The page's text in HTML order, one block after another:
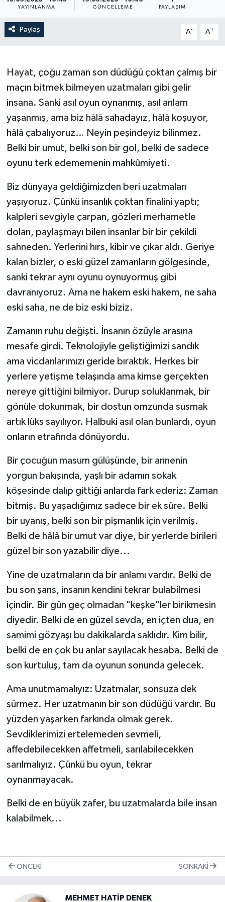
YAYINLANMA GÜNCELLEME PAYLAŞIM
Paylaş A- A+
Hayat, çoğu zaman son düdüğü çoktan çalmış bir
maçın bitmek bilmeyen uzatmaları gibi gelir
insana. Sanki asıl oyun oynanmış, asıl anlam
yaşanmış, ama biz hâlâ sahadayız, hâlâ koşuyor,
hâlâ çabalıyoruz… Neyin peşindeyiz bilinmez.
Belki bir umut, belki son bir gol, belki de sadece
oyunu terk edememenin mahkûmiyeti.
Biz dünyaya geldiğimizden beri uzatmaları
yaşıyoruz. Çünkü insanlık çoktan finalini yaptı;
kalpleri sevgiyle çarpan, gözleri merhametle
dolan, paylaşmayı bilen insanlar bir bir çekildi
sahneden. Yerlerini hırs, kibir ve çıkar aldı. Geriye
kalan bizler, o eski güzel zamanların gölgesinde,
sanki tekrar aynı oyunu oynuyormuş gibi
davranıyoruz. Ama ne hakem eski hakem, ne saha
eski saha, ne de biz eski biziz.
Zamanın ruhu değişti. İnsanın özüyle arasına
mesafe girdi. Teknolojiyle geliştiğimizi sandık
ama vicdanlarımızı geride bıraktık. Herkes bir
yerlere yetişme telaşında ama kimse gerçekten
nereye gittiğini bilmiyor. Durup soluklanmak, bir
gönüle dokunmak, bir dostun omzunda susmak
artık lüks sayılıyor. Halbuki asıl olan bunlardı, oyun
onların etrafında dönüyordu.
Bir çocuğun masum gülüşünde, bir annenin
yorgun bakışında, yaşlı bir adamın sokak
köşesinde dalıp gittiği anlarda fark ederiz: Zaman
bitmiş. Bu yaşadığımız sadece bir ek süre. Belki
bir uyanış, belki son bir pişmanlık için verilmiş.
Belki de hâlâ bir umut var diye, bir yerlerde birileri
güzel bir son yazabilir diye...
Yine de uzatmaların da bir anlamı vardır. Belki de
bu son şans, insanın kendini tekrar bulabilmesi
içindir. Bir gün geç olmadan "keşke"ler birikmesin
diyedir. Belki de en güzel sevda, en içten dua, en
samimi gözyaşı bu dakikalarda saklıdır. Kim bilir,
belki de en çok bu anlar sayılacak hesaba. Belki de
son kurtuluş, tam da oyunun sonunda gelecek.
Ama unutmamalıyız: Uzatmalar, sonsuza dek
sürmez. Her uzatmanın bir son düdüğü vardır. Bu
yüzden yaşarken farkında olmak gerek.
Sevdiklerimizi ertelemeden sevmeli,
affedebilecekken affetmeli, sarılabilecekken
sarılmalıyız. Çünkü bu oyun, tekrar
oynanmayacak.
Belki de en büyük zafer, bu uzatmalarda bile insan
kalabilmek...
ÖNCEKI SONRAKI
MEHMET HATİP DENEK